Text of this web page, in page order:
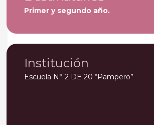
Primer y segundo año.
Institución
Escuela N° 2 DE 20 “Pampero”